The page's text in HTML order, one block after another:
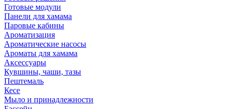
Готовые модули
Панели для хамама
Паровые кабины
Ароматизация
Ароматические насосы
Ароматы для хамама
Аксессуары
Кувшины, чаши, тазы
Пештемаль
Кесе
Мыло и принадлежности